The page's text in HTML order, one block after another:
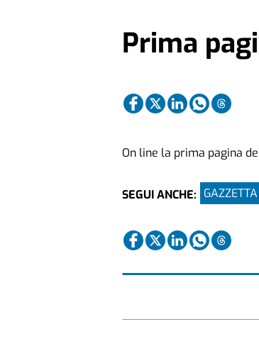
Prima
On line la prima pagina
SEGUI ANCHE: